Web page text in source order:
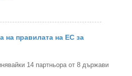
на правилата на ЕС за
14 партньора от 8 държави